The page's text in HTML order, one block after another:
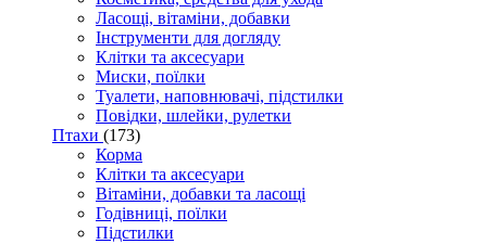
Ласощі, вітаміни, добавки
Інструменти для догляду
Клітки та аксесуари
Миски, поїлки
Туалети, наповнювачі, підстилки
Повідки, шлейки, рулетки
Птахи (173)
Корма
Клітки та аксесуари
Вітаміни, добавки та ласощі
Годівниці, поїлки
Підстилки